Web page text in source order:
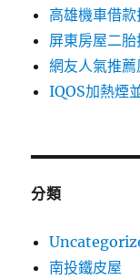
高雄機車借
屏東房屋二
網友人氣推
IQOS加熱煙
分類
南投鐵皮屋